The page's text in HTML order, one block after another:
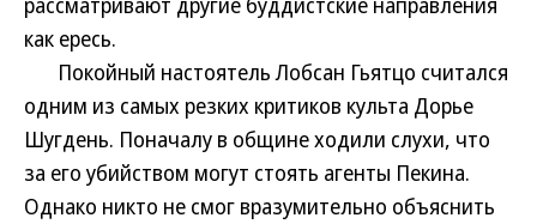
как ересь.
Покойный настоятель Лобсан Гьятцо считался
одним из самых резких критиков культа Дорье
Шугдень. Поначалу в общине ходили слухи, что
за его убийством могут стоять агенты Пекина.
Однако никто не смог вразумительно объяснить